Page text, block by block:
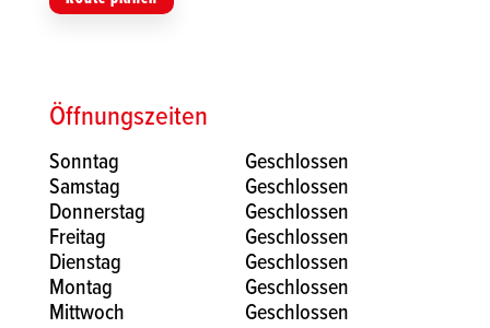
Öffnungszeiten
Sonntag
Geschlossen
Samstag
Geschlossen
Donnerstag
Geschlossen
Freitag
Geschlossen
Dienstag
Geschlossen
Montag
Geschlossen
Mittwoch
Geschlossen